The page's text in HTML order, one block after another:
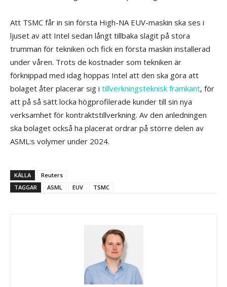
Att TSMC får in sin första High-NA EUV-maskin ska ses i
ljuset av att Intel sedan långt tillbaka slagit på stora
trumman för tekniken och fick en första maskin installerad
under våren. Trots de kostnader som tekniken är
förknippad med idag hoppas Intel att den ska göra att
bolaget åter placerar sig i tillverkningsteknisk framkant, för
att på så sätt locka högprofilerade kunder till sin nya
verksamhet för kontraktstillverkning. Av den anledningen
ska bolaget också ha placerat ordrar på större delen av
ASML:s volymer under 2024.
KÄLLA
Reuters
TAGGAR
ASML EUV TSMC